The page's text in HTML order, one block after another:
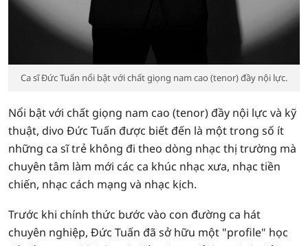
Ca sĩ Đức Tuấn nổi bật với chất giọng nam cao (tenor) đầy nội lực.
Nổi bật với chất giọng nam cao (tenor) đầy nội lực và kỹ
thuật, divo Đức Tuấn được biết đến là một trong số ít
những ca sĩ trẻ không đi theo dòng nhạc thị trường mà
chuyên tâm làm mới các ca khúc nhạc xưa, nhạc tiền
chiến, nhạc cách mạng và nhạc kịch.
Trước khi chính thức bước vào con đường ca hát
chuyên nghiệp, Đức Tuấn đã sở hữu một "profile" học